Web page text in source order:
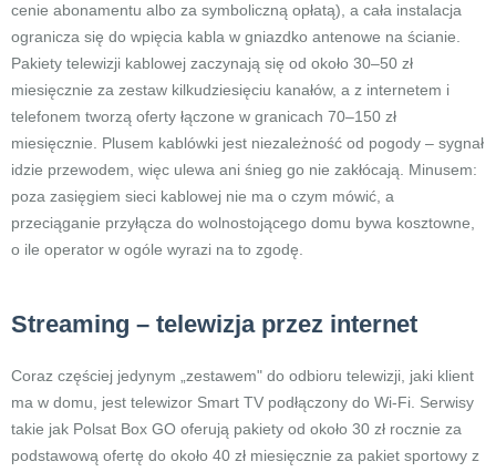
cenie abonamentu albo za symboliczną opłatą), a cała instalacja
ogranicza się do wpięcia kabla w gniazdko antenowe na ścianie.
Pakiety telewizji kablowej zaczynają się od około 30–50 zł
miesięcznie za zestaw kilkudziesięciu kanałów, a z internetem i
telefonem tworzą oferty łączone w granicach 70–150 zł
miesięcznie. Plusem kablówki jest niezależność od pogody – sygnał
idzie przewodem, więc ulewa ani śnieg go nie zakłócają. Minusem:
poza zasięgiem sieci kablowej nie ma o czym mówić, a
przeciąganie przyłącza do wolnostojącego domu bywa kosztowne,
o ile operator w ogóle wyrazi na to zgodę.
Streaming – telewizja przez internet
Coraz częściej jedynym „zestawem" do odbioru telewizji, jaki klient
ma w domu, jest telewizor Smart TV podłączony do Wi-Fi. Serwisy
takie jak Polsat Box GO oferują pakiety od około 30 zł rocznie za
podstawową ofertę do około 40 zł miesięcznie za pakiet sportowy z